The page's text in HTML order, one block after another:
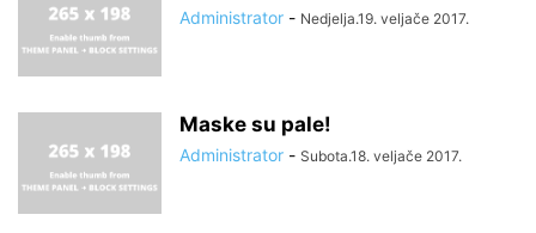
Administrator - Nedjelja.19. veljače 2017.
Maske su pale!
Administrator - Subota.18. veljače 2017.